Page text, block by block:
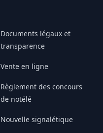
Documents légaux et
transparence
Vente en ligne
Règlement des concours
de notélé
Nouvelle signalétique